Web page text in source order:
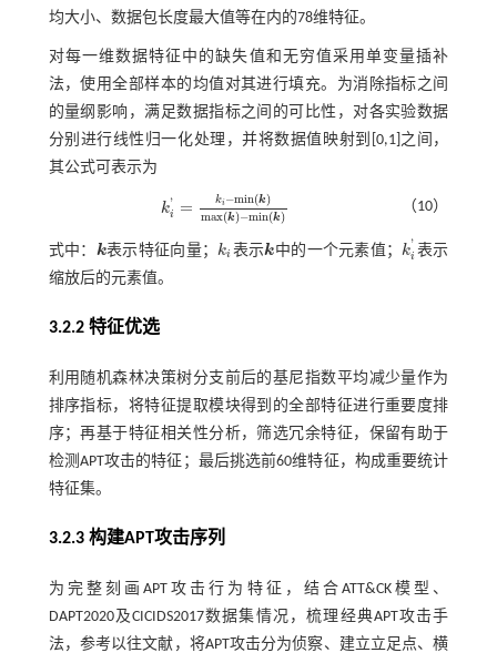
均大小、数据包长度最大值等在内的78维特征。
对每一维数据特征中的缺失值和无穷值采用单变量插补
法，使用全部样本的均值对其进行填充。为消除指标之间
的量纲影响，满足数据指标之间的可比性，对各实验数据
分别进行线性归一化处理，并将数据值映射到[0,1]之间，
其公式可表示为
k'
i = ki−min(k)
max(k)−min(k)
ki' =ki- min(k)max(k)-m （10）
式中： k
k 表示特征向量； ki
ki 表示k
k 中的一个元素值；k'
i
ki' 表示
缩放后的元素值。
3.2.2 特征优选
利用随机森林决策树分支前后的基尼指数平均减少量作为
排序指标，将特征提取模块得到的全部特征进行重要度排
序；再基于特征相关性分析，筛选冗余特征，保留有助于
检测APT攻击的特征；最后挑选前60维特征，构成重要统计
特征集。
3.2.3 构建APT攻击序列
为完整刻画APT攻击行为特征，结合ATT&CK模型、
DAPT2020及CICIDS2017数据集情况，梳理经典APT攻击手
法，参考以往文献，将APT攻击分为侦察、建立立足点、横